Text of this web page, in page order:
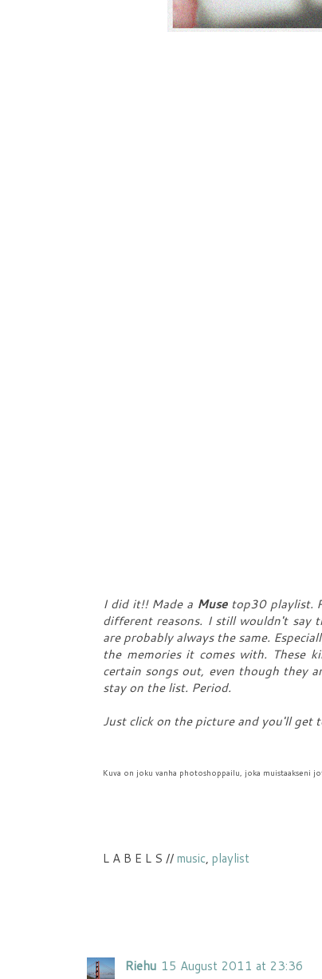
I did it!! Made a Muse top30 playlist.
different reasons. I still wouldn't say
are probably always the same.
the memories it comes with. These
certain songs out, even though they
stay on the list. Period.
Just click on the picture and you'll get
Kuva on joku vanha photoshoppailu, joka muistaakseni
L A B E L S //music, playlist
Riehu 15 August 2011 at 23:36